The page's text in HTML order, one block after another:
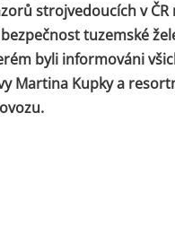
strojvedoucích v
tuzemské
byli informováni
Martina Kupky a